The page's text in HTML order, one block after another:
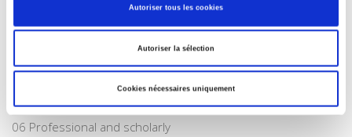
Autoriser tous les cookies
Autoriser la sélection
Cookies nécessaires uniquement
Publisher Category
BISAC Subject Heading
POL000000 POLITICAL SCIENCE
Onix Audience Codes
06 Professional and scholarly